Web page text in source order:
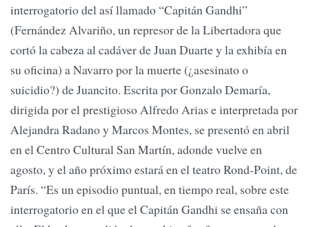
interrogatorio del así llamado “Capitán Gandhi”
(Fernández Alvariño, un represor de la Libertadora que
cortó la cabeza al cadáver de Juan Duarte y la exhibía en
su oficina) a Navarro por la muerte (¿asesinato o
suicidio?) de Juancito. Escrita por Gonzalo Demaría,
dirigida por el prestigioso Alfredo Arias e interpretada por
Alejandra Radano y Marcos Montes, se presentó en abril
en el Centro Cultural San Martín, adonde vuelve en
agosto, y el año próximo estará en el teatro Rond-Point, de
París. “Es un episodio puntual, en tiempo real, sobre este
interrogatorio en el que el Capitán Gandhi se ensaña con